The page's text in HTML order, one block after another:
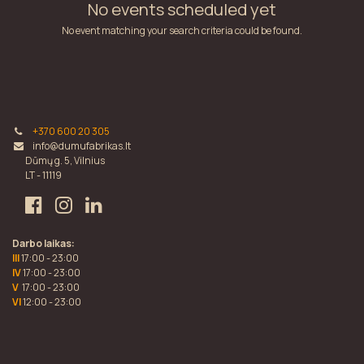
No events scheduled yet
No event matching your search criteria could be found.
+370 600 20 305
info@dumufabrikas.lt
Dūmų g. 5, Vilnius
LT - 11119
Darbo laikas:
III17:00 - 23:00
IV17:00 - 23:00
V 17:00 - 23:00
VI12:00 - 23:00